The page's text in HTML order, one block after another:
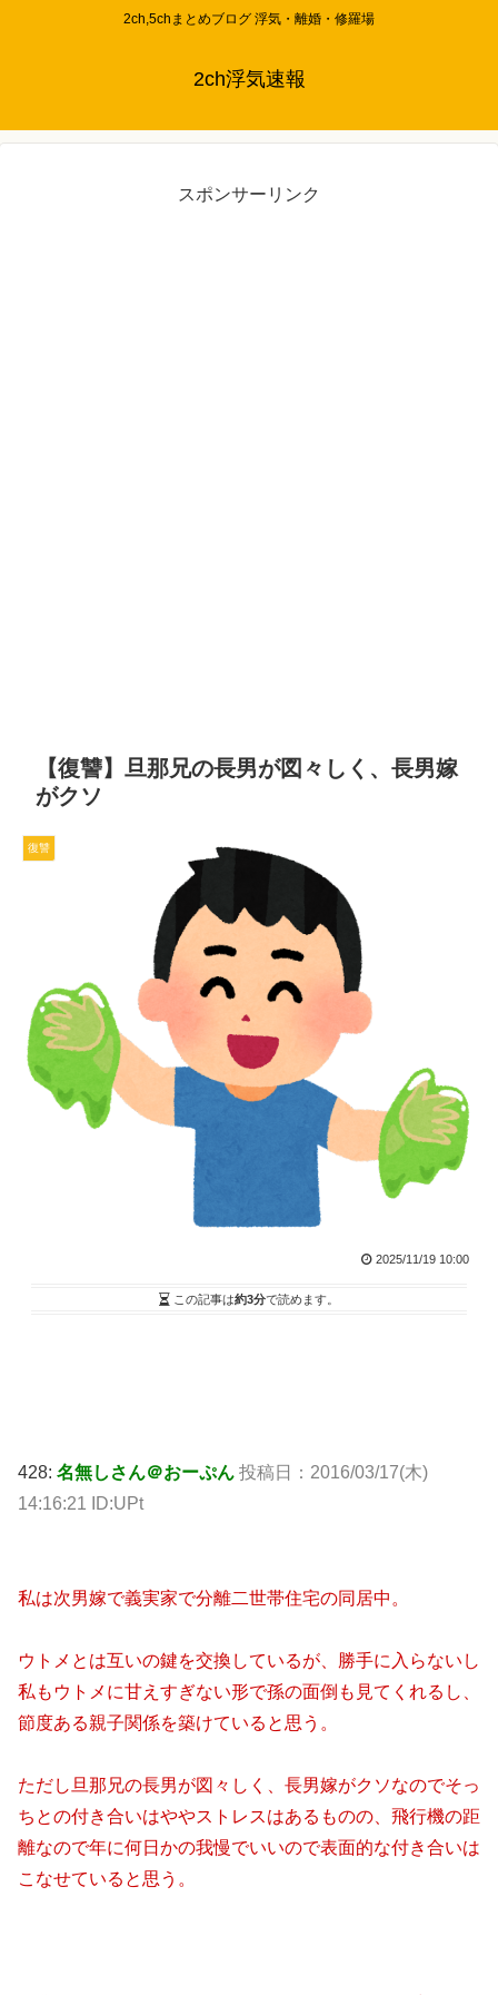
2ch,5chまとめブログ 浮気・離婚・修羅場
2ch浮気速報
スポンサーリンク
【復讐】旦那兄の長男が図々しく、長男嫁
がクソ
復讐
2025/11/19 10:00
この記事は約3分で読めます。
428: 名無しさん＠おーぷん 投稿日：2016/03/17(木)
14:16:21 ID:UPt
私は次男嫁で義実家で分離二世帯住宅の同居中。
ウトメとは互いの鍵を交換しているが、勝手に入らないし
私もウトメに甘えすぎない形で孫の面倒も見てくれるし、
節度ある親子関係を築けていると思う。
ただし旦那兄の長男が図々しく、長男嫁がクソなのでそっ
ちとの付き合いはややストレスはあるものの、飛行機の距
離なので年に何日かの我慢でいいので表面的な付き合いは
こなせていると思う。